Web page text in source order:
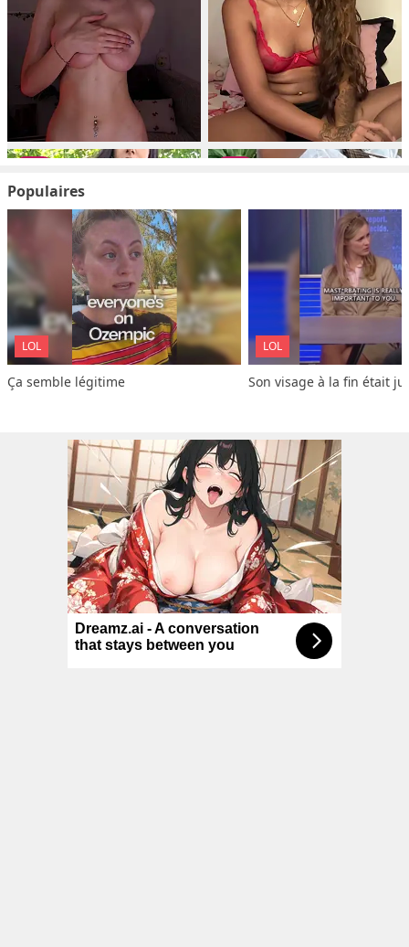
Populaires
LOL
Ça semble légitime
LOL
Son visage à la fin était